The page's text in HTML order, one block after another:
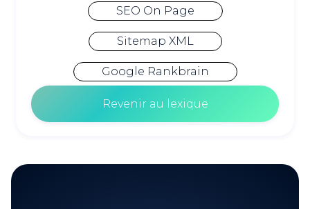
SEO On Page
Sitemap XML
Google Rankbrain
Revenir au lexique